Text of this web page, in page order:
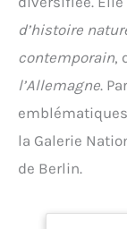
d’histoire
contemporain,
l’Allemagne.
la Galerie
de Berlin.